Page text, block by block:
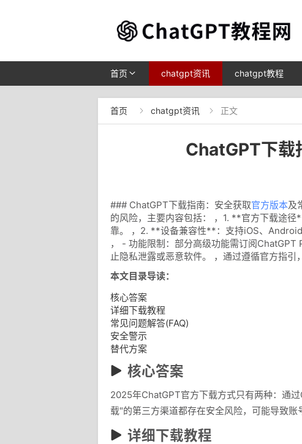
首页 chatgpt资讯 chatgpt教程
首页  chatgpt资讯  正文
ChatGPT下载
### ChatGPT下载指南：安全获取官方版本及
的风险，主要内容包括： ，1. **官方下载途
靠。 ，2. **设备兼容性**：支持iOS、
， - 功能限制：部分高级功能需订阅
止隐私泄露或恶意软件。 ，通过遵循官方指引
本文目录导读：
核心答案
详细下载教程
常见问题解答(FAQ)
安全警示
替代方案
核心答案
2025年ChatGPT官方下载方式只有两种：通
载"的第三方渠道都存在安全风险，可能导致账
详细下载教程